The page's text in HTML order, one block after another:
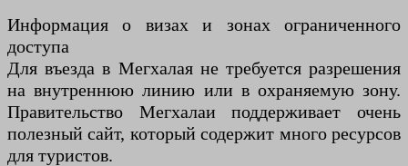
Информация о визах и зонах ограниченного
доступа
Для въезда в Мегхалая не требуется разрешения
на внутреннюю линию или в охраняемую зону.
Правительство Мегхалаи поддерживает очень
полезный сайт, который содержит много ресурсов
для туристов.